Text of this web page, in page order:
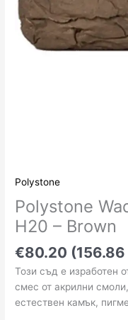
Polystone
Polystone
Н20 – Brown
€80.20 (156.86
Този съд е изработен
смес от акрилни
естествен камък,